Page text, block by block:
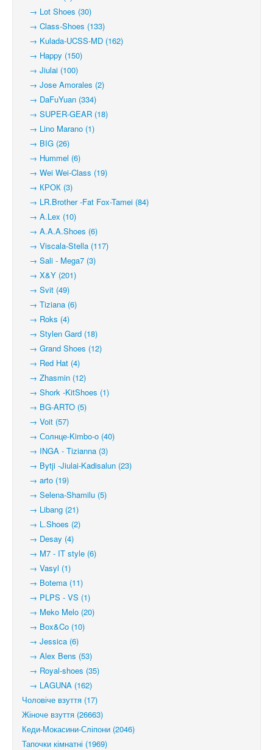
→ Lot Shoes (30)
→ Class-Shoes (133)
→ Kulada-UCSS-MD (162)
→ Happy (150)
→ Jiulai (100)
→ Jose Amorales (2)
→ DaFuYuan (334)
→ SUPER-GEAR (18)
→ Lino Marano (1)
→ BIG (26)
→ Hummel (6)
→ Wei Wei-Class (19)
→ КРОК (3)
→ LR.Brother -Fat Fox-Tamei (84)
→ A.Lex (10)
→ A.A.A.Shoes (6)
→ Viscala-Stella (117)
→ Sali - Mega7 (3)
→ X&Y (201)
→ Svit (49)
→ Tiziana (6)
→ Roks (4)
→ Stylen Gard (18)
→ Grand Shoes (12)
→ Red Hat (4)
→ Zhasmin (12)
→ Shork -KitShoes (1)
→ BG-ARTO (5)
→ Voit (57)
→ Солнце-Kimbo-o (40)
→ INGA - Tizianna (3)
→ Bytji -Jiulai-Kadisalun (23)
→ arto (19)
→ Selena-Shamilu (5)
→ Libang (21)
→ L.Shoes (2)
→ Desay (4)
→ M7 - IT style (6)
→ Vasyl (1)
→ Botema (11)
→ PLPS - VS (1)
→ Meko Melo (20)
→ Box&Co (10)
→ Jessica (6)
→ Alex Bens (53)
→ Royal-shoes (35)
→ LAGUNA (162)
Чоловіче взуття (17)
Жіноче взуття (26663)
Кеди-Мокасини-Сліпони (2046)
Тапочки кімнатні (1969)